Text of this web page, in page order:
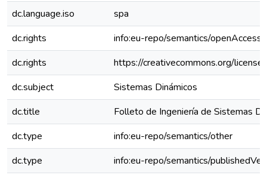
dc.language.iso
spa
dc.rights
info:eu-repo/semantics/openAccess
dc.rights
https://creativecommons.org/
dc.subject
Sistemas Dinámicos
dc.title
Folleto de Ingeniería de Sistemas
dc.type
info:eu-repo/semantics/other
dc.type
info:eu-repo/semantics/